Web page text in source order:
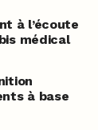
à l’écoute
médical
à base